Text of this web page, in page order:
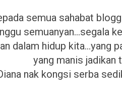
semua sahabat
semuanyan...segala
dalam hidup kita...yang
yang manis jadikan
nak kongsi serba